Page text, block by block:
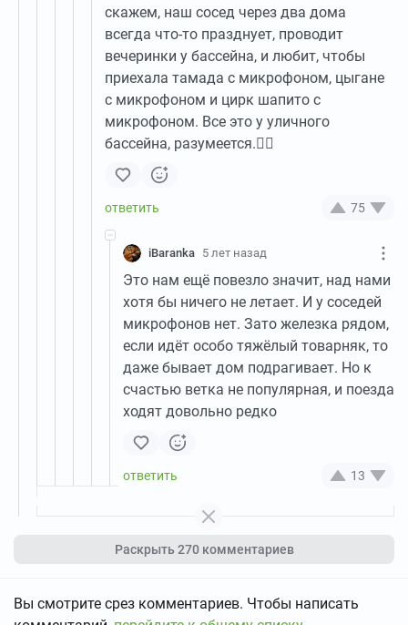
скажем, наш сосед через два дома
всегда что-то празднует, проводит
вечеринки у бассейна, и любит, чтобы
приехала тамада с микрофоном, цыгане
с микрофоном и цирк шапито с
микрофоном. Все это у уличного
бассейна, разумеется.🤦‍♀️
75
iBaranka 5 лет назад
Это нам ещё повезло значит, над нами
хотя бы ничего не летает. И у соседей
микрофонов нет. Зато железка рядом,
если идёт особо тяжёлый товарняк, то
даже бывает дом подрагивает. Но к
счастью ветка не популярная, и поезда
ходят довольно редко
13
Раскрыть270 комментариев
Вы смотрите срез комментариев. Чтобы написать